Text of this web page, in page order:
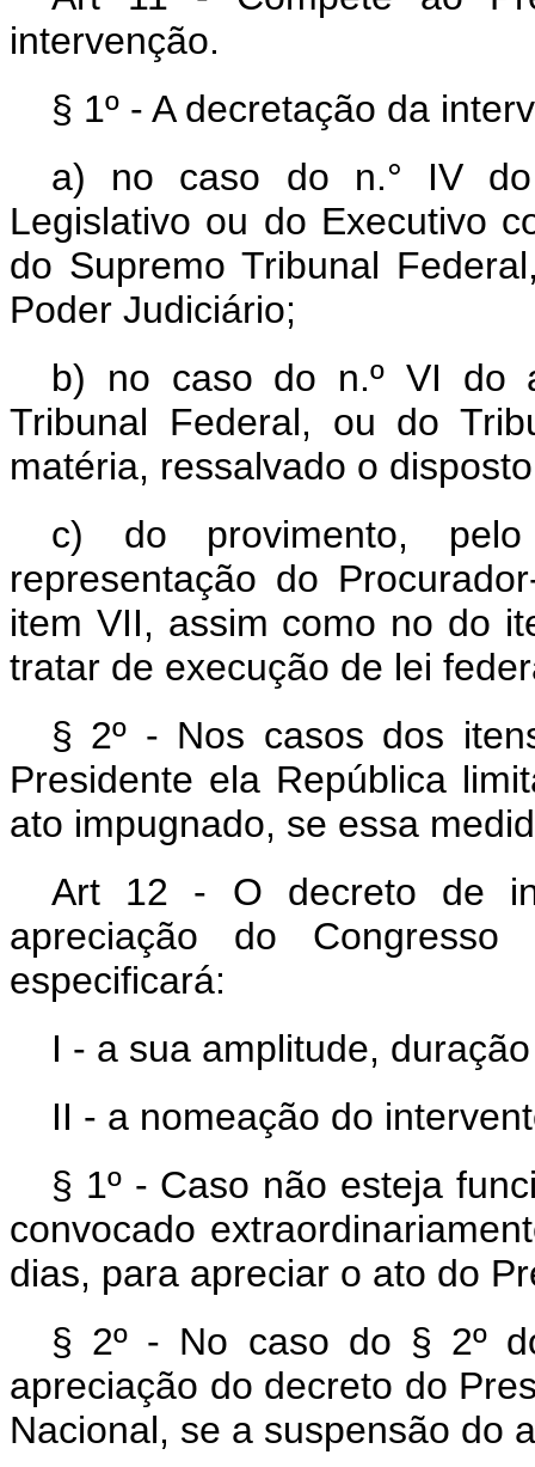
intervenção.
§ 1º - A decretação da
a) no caso do n.° IV
Legislativo ou do Executivo
do Supremo Tribunal
Poder Judiciário;
b) no caso do n.º VI do
Tribunal Federal, ou do
matéria, ressalvado o
c) do provimento,
representação do
item VII, assim como no do
tratar de execução de lei
§ 2º - Nos casos dos
Presidente ela República
ato impugnado, se essa
Art 12 - O decreto de
apreciação do
especificará:
I - a sua amplitude,
II - a nomeação do
§ 1º - Caso não esteja
convocado
dias, para apreciar o ato do
§ 2º - No caso do § 2º
apreciação do decreto do
Nacional, se a suspensão do